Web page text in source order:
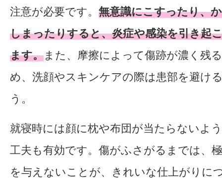
注意が必要です。 無意識にこすったり、
しまったりすると、炎症や感染を引き起
ます。また、摩擦によって傷跡が濃く残
め、洗顔やスキンケアの際は患部を避け
う。
就寝時には顔に枕や布団が当たらないよ
工夫も有効です。傷がふさがるまでは、
を与えないことが、きれいな仕上がりに